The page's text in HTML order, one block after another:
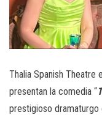
Thalia Spanish Theatre
presentan la comedia “
prestigioso dramaturgo